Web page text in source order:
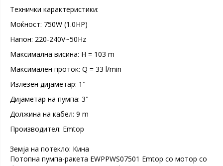
Технички карактеристики:
Moќност: 750W (1.0HP)
Напон: 220-240V~50Hz
Максимална висина: H = 103 m
Максимален проток: Q = 33 l/min
Излезен дијаметар: 1"
Дијаметар на пумпа: 3"
Должина на кабел: 9 m
Производител: Emtop
Земја на потекло: Кина
Потопна пумпа-ракета EWPPWS07501 Emtop со мотор со